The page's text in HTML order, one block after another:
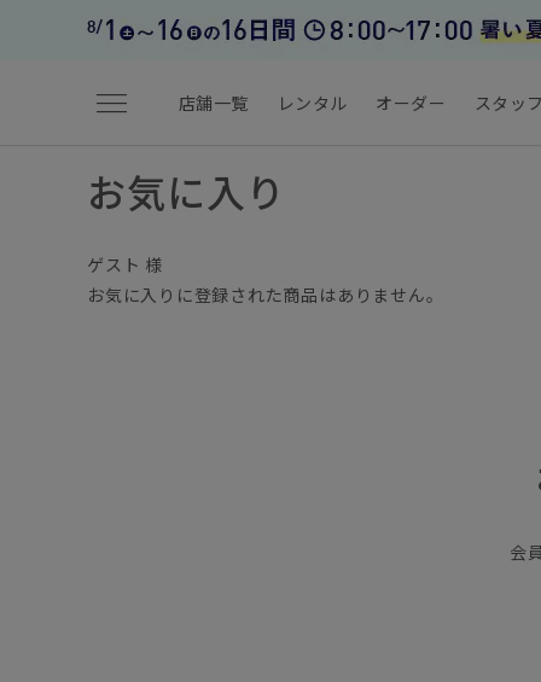
menu 店舗一覧 レンタル オーダー スタッ
お気に入り
ゲスト 様
お気に入りに登録された商品はありません。
会